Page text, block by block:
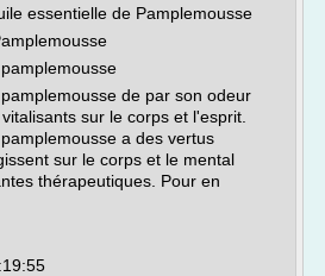
essentielle de Pamplemousse
de par son odeur
sur le corps et l'esprit.
a des vertus
sur le corps et le mental
thérapeutiques. Pour en